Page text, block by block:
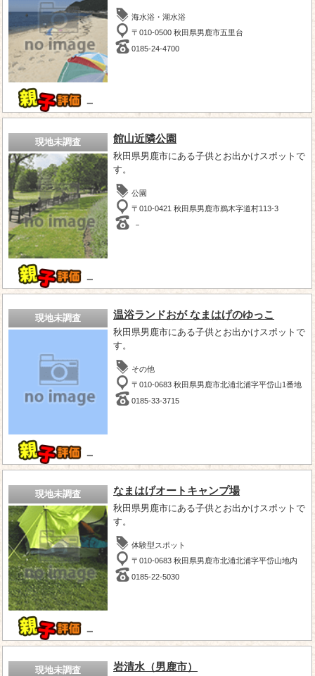
－
海水浴・湖水浴
〒010-0500 秋田県男鹿市五里台
0185-24-4700
現地未調査
－
館山近隣公園
秋田県男鹿市にある子供とお出かけスポットで
す。
公園
〒010-0421 秋田県男鹿市鵜木字道村113-3
－
現地未調査
－
温浴ランドおが なまはげのゆっこ
秋田県男鹿市にある子供とお出かけスポットで
す。
その他
〒010-0683 秋田県男鹿市北浦北浦字平岱山1番地
0185-33-3715
現地未調査
－
なまはげオートキャンプ場
秋田県男鹿市にある子供とお出かけスポットで
す。
体験型スポット
〒010-0683 秋田県男鹿市北浦北浦字平岱山地内
0185-22-5030
現地未調査 岩清水（男鹿市）